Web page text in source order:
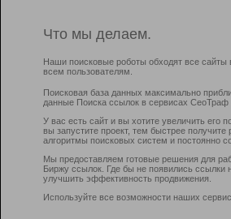
Что мы делаем.
Наши поисковые роботы обходят все
всем пользователям.
Поисковая база данных максимально
данные Поиска ссылок в сервисах СеоТраф
У вас есть сайт и вы хотите увеличить
вы запустите проект, тем быстрее
алгоритмы поисковых систем и постоянно
Мы предоставляем готовые решения для
Биржу ссылок. Где бы не появились
улучшить эффективность продвижения.
Используйте все возможности наших